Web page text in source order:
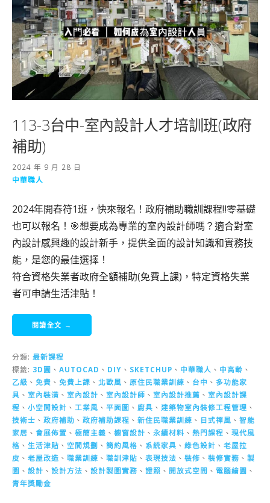
113-3台中-室內設計人才培訓班(政府
補助)
2024 年 9 月 28 日
中華職人
2024年開春符1班，快來報名！政府補助職訓課程‼️零基礎
也可以報名！🎯想要成為專業的室內設計師嗎？適合對室
內設計感興趣的設計新手，提供全面的設計知識和實務技
能，是您的最佳選擇！
符合資格失業者政府全額補助(免費上課)，特定資格失業
者可申請生活津貼！
閱讀全文 →
分類: 最新課程
標籤: 3D圖 、 AUTOCAD 、 DIY 、 SKETCHUP 、 中華職人 、 中高齡 、
乙級 、 免費 、 免費上課 、 北歐風 、 原住民職業訓練 、 台中 、 多功能家
具 、 室內裝潢 、 室內設計 、 室內設計師 、 室內設計推薦 、 室內設計課
程 、 小空間設計 、 工業風 、 平面圖 、 廚具 、 建築物室內裝修工程管理 、
技術士 、 政府補助 、 政府補助課程 、 新住民職業訓練 、 日式禪風 、 智能
家居 、 會展佈置 、 極簡主義 、 櫥窗設計 、 永續材料 、 熱門課程 、 現代風
格 、 生活津貼 、 空間規劃 、 簡約風格 、 系統家具 、 綠色設計 、 老屋拉
皮 、 老屋改造 、 職業訓練 、 職訓津貼 、 表現技法 、 裝修 、 裝修實務 、 製
圖 、 設計 、 設計方法 、 設計製圖實務 、 證照 、 開放式空間 、 電腦繪圖 、
青年獎勵金